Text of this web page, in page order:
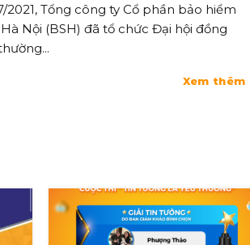
2021, Tổng công ty Cổ phần bảo hiểm
Hà Nội (BSH) đã tổ chức Đại hội đồng
Xem thêm